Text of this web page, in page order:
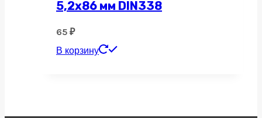
5,2х86 мм DIN338
65 ₽
В корзину